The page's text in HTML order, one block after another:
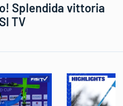
Splendida vittoria
TV